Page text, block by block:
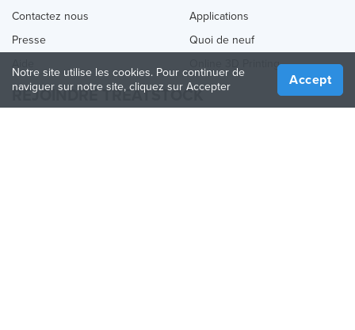
Contactez nous
Presse
Applications
Quoi de neuf
Online 3D Printing
REJOINDRE TREATSTOCK
Notre site utilise les cookies. Pour continuer de
naviguer sur notre site, cliquez sur Accepter
Accept